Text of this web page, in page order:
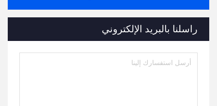
راسلنا بالبريد الإلكتروني